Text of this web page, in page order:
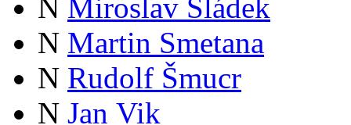
N Miroslav Sládek
N Martin Smetana
N Rudolf Šmucr
N Jan Vik